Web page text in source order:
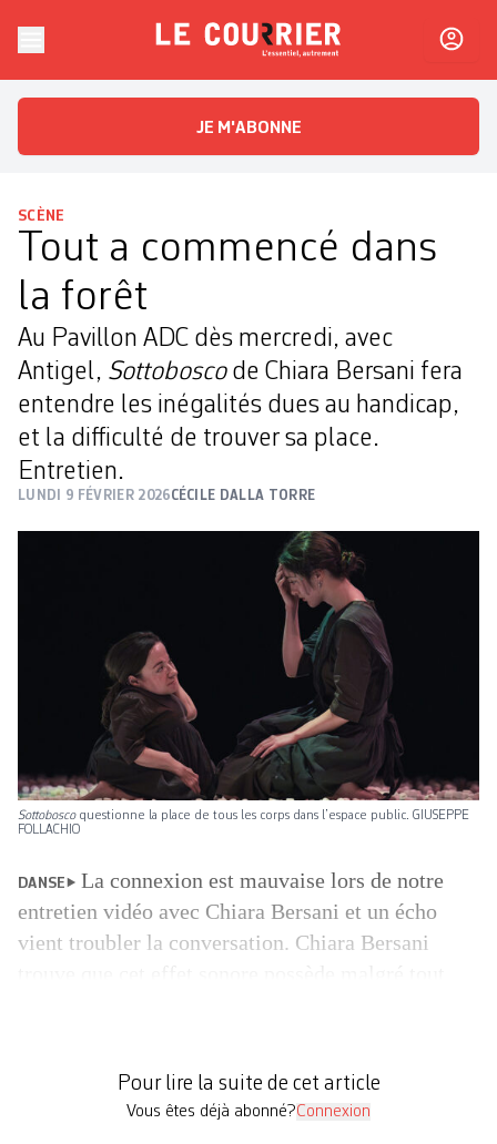
Le CourrierL'essentiel, autrement
JE M'ABONNE
SCÈNE
Tout a commencé dans
la forêt
Au Pavillon ADC dès mercredi, avec
Antigel, Sottoboscode Chiara Bersani fera
entendre les ­inégalités dues au handicap,
et la difficulté de trouver sa place.
Entretien.
LUNDI 9 FÉVRIER 2026CÉCILE DALLA TORRE
Sottoboscoquestionne la place de tous les corps dans l’espace public. GIUSEPPE
FOLLACHIO
DANSE
La connexion est mauvaise lors de notre
entretien vidéo avec Chiara Bersani et un écho
vient troubler la conversation. Chiara Bersani
Pour lire la suite de cet article
Vous êtes déjà abonné?Connexion